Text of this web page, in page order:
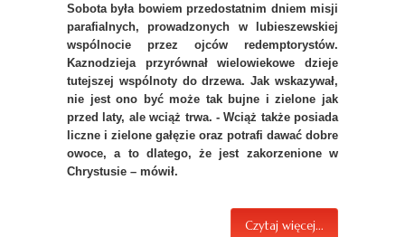
Sobota była bowiem przedostatnim dniem misji
parafialnych, prowadzonych w lubieszewskiej
wspólnocie przez ojców redemptorystów.
Kaznodzieja przyrównał wielowiekowe dzieje
tutejszej wspólnoty do drzewa. Jak wskazywał,
nie jest ono być może tak bujne i zielone jak
przed laty, ale wciąż trwa. - Wciąż także posiada
liczne i zielone gałęzie oraz potrafi dawać dobre
owoce, a to dlatego, że jest zakorzenione w
Chrystusie – mówił.
Czytaj więcej...